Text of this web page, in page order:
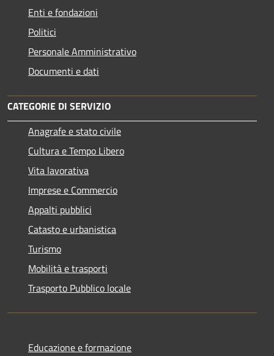
Enti e fondazioni
Politici
Personale Amministrativo
Documenti e dati
CATEGORIE DI SERVIZIO
Anagrafe e stato civile
Cultura e Tempo Libero
Vita lavorativa
Imprese e Commercio
Appalti pubblici
Catasto e urbanistica
Turismo
Mobilità e trasporti
Trasporto Pubblico locale
Educazione e formazione